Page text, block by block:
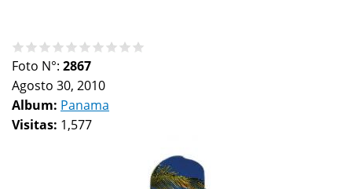
Foto N°: 2867
Agosto 30, 2010
Album: Panama
Visitas: 1,577